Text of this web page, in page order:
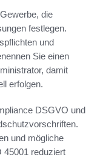
die
festlegen.
und
Sie einen
damit
erfolgen.
DSGVO und
und mögliche
45001 reduziert